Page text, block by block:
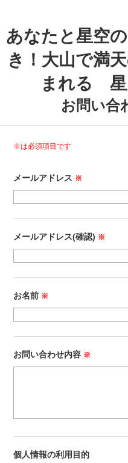
あなたと星空
き！大山で満
まれる 星
お問い合
※は必須項目です
メールアドレス ※
メールアドレス(確認) ※
お名前 ※
お問い合わせ内容 ※
個人情報の利用目的